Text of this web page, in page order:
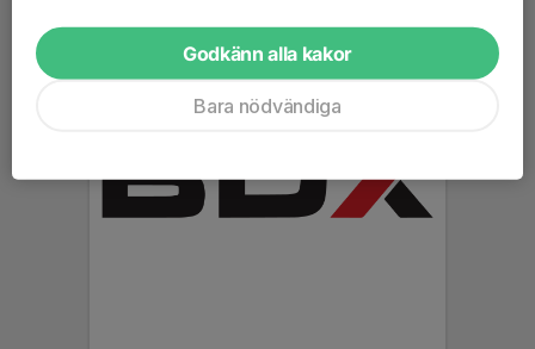
Godkänn alla kakor
Bara nödvändiga